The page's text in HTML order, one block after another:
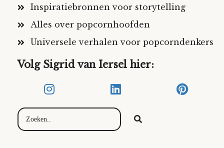
Inspiratiebronnen voor storytelling
Alles over popcornhoofden
Universele verhalen voor popcorndenkers
Volg Sigrid van Iersel hier: